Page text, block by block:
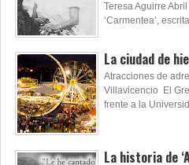
Teresa Aguirre
‘Carmentea’,
La ciudad de
Atracciones de
Villavicencio El
frente a la
La historia de